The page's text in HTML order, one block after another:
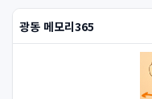
광동 메모리365